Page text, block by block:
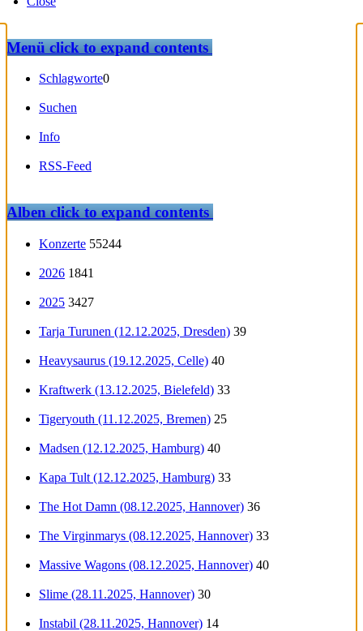
Menüclick to expand contents
Schlagworte0
Suchen
Info
RSS-Feed
Albenclick to expand contents
Konzerte 55244
2026 1841
2025 3427
Tarja Turunen (12.12.2025, Dresden) 39
Heavysaurus (19.12.2025, Celle) 40
Kraftwerk (13.12.2025, Bielefeld) 33
Tigeryouth (11.12.2025, Bremen) 25
Madsen (12.12.2025, Hamburg) 40
Kapa Tult (12.12.2025, Hamburg) 33
The Hot Damn (08.12.2025, Hannover) 36
The Virginmarys (08.12.2025, Hannover) 33
Massive Wagons (08.12.2025, Hannover) 40
Slime (28.11.2025, Hannover) 30
Instabil (28.11.2025, Hannover) 14